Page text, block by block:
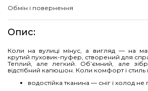
Обмін і повернення
Опис:
Коли на вулиці мінус, а вигляд — на
крутий пуховик-пуфер, створений для
Теплий, але легкий. Обʼємний, але
відстібний капюшон. Коли комфорт і
водостійка тканина — сніг і холод